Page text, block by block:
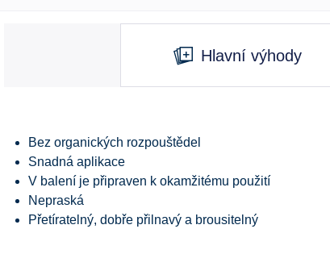
Hlavní výhody
Bez organických rozpouštědel
Snadná aplikace
V balení je připraven k okamžitému použití
Nepraská
Přetíratelný, dobře přilnavý a brousitelný